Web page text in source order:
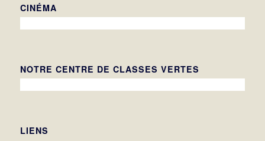
CINÉMA
NOTRE CENTRE DE CLASSES VERTES
LIENS